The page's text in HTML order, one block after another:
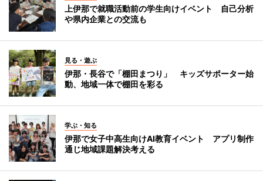
上伊那で就職活動前の学生向けイベント 自己分析
や県内企業との交流も
見る・遊ぶ
伊那・長谷で「棚田まつり」 キッズサポーター始
動、地域一体で棚田を彩る
学ぶ・知る
伊那で女子中高生向けAI教育イベント アプリ制作
通じ地域課題解決考える